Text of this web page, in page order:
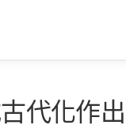
代化作